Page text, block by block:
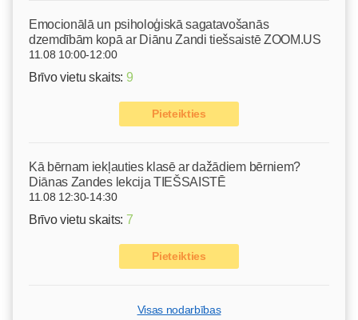
Emocionālā un psiholoģiskā sagatavošanās
dzemdībām kopā ar Diānu Zandi tiešsaistē ZOOM.US
11.08 10:00-12:00
Brīvo vietu skaits: 9
Pieteikties
Kā bērnam iekļauties klasē ar dažādiem bērniem?
Diānas Zandes lekcija TIEŠSAISTĒ
11.08 12:30-14:30
Brīvo vietu skaits: 7
Pieteikties
Visas nodarbības